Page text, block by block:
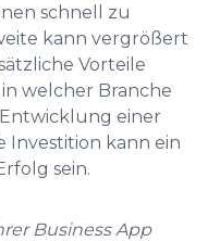
schnell zu
kann vergrößert
Vorteile
welcher Branche
einer
Investition kann ein
sein.
Business App